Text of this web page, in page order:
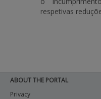
respetivas
ABOUT THE PORTAL
Privacy